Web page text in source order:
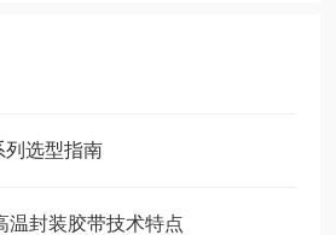
列选型指南
温封装胶带技术特点